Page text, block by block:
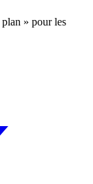
» pour les